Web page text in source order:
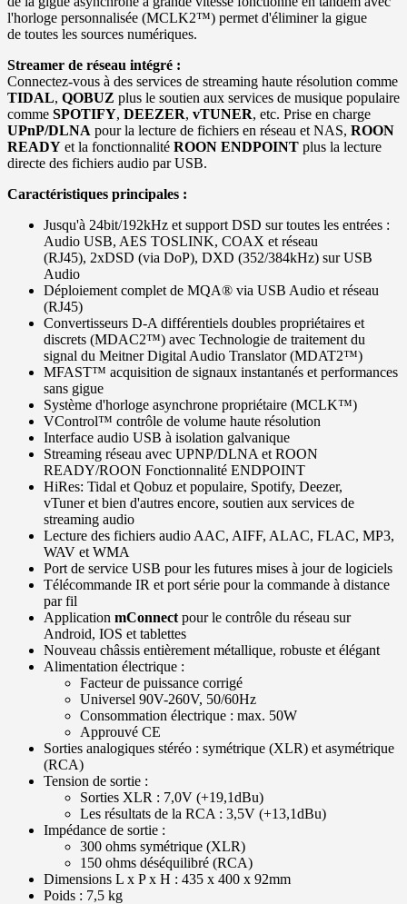
l'horloge personnalisée (MCLK2™) permet d'éliminer la gigue
de toutes les sources numériques.
Streamer de réseau intégré :
Connectez-vous à des services de streaming haute résolution comme
TIDAL, QOBUZ plus le soutien aux services de musique populaire
comme SPOTIFY, DEEZER, vTUNER, etc. Prise en charge
UPnP/DLNA pour la lecture de fichiers en réseau et NAS, ROON
READY et la fonctionnalité ROON ENDPOINT plus la lecture
directe des fichiers audio par USB.
Caractéristiques principales :
Jusqu'à 24bit/192kHz et support DSD sur toutes les entrées :
Audio USB, AES TOSLINK, COAX et réseau
(RJ45), 2xDSD (via DoP), DXD (352/384kHz) sur USB
Audio
Déploiement complet de MQA® via USB Audio et réseau
(RJ45)
Convertisseurs D-A différentiels doubles propriétaires et
discrets (MDAC2™) avec Technologie de traitement du
signal du Meitner Digital Audio Translator (MDAT2™)
MFAST™ acquisition de signaux instantanés et performances
sans gigue
Système d'horloge asynchrone propriétaire (MCLK™)
VControl™ contrôle de volume haute résolution
Interface audio USB à isolation galvanique
Streaming réseau avec UPNP/DLNA et ROON
READY/ROON Fonctionnalité ENDPOINT
HiRes: Tidal et Qobuz et populaire, Spotify, Deezer,
vTuner et bien d'autres encore, soutien aux services de
streaming audio
Lecture des fichiers audio AAC, AIFF, ALAC, FLAC, MP3,
WAV et WMA
Port de service USB pour les futures mises à jour de logiciels
Télécommande IR et port série pour la commande à distance
par fil
Application mConnect pour le contrôle du réseau sur
Android, IOS et tablettes
Nouveau châssis entièrement métallique, robuste et élégant
Alimentation électrique :
Facteur de puissance corrigé
Universel 90V-260V, 50/60Hz
Consommation électrique : max. 50W
Approuvé CE
Sorties analogiques stéréo : symétrique (XLR) et asymétrique
(RCA)
Tension de sortie :
Sorties XLR : 7,0V (+19,1dBu)
Les résultats de la RCA : 3,5V (+13,1dBu)
Impédance de sortie :
300 ohms symétrique (XLR)
150 ohms déséquilibré (RCA)
Dimensions L x P x H : 435 x 400 x 92mm
Poids : 7,5 kg